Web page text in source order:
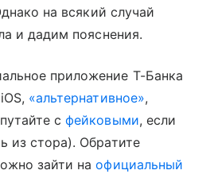
на всякий случай
и дадим пояснения.
приложение Т-Банка
«альтернативное»,
сфейковыми, если
из стора). Обратите
зайти наофициальный